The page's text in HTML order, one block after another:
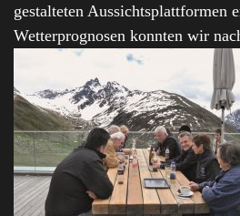
gestalteten Aussichtsplattformen
Wetterprognosen konnten wir